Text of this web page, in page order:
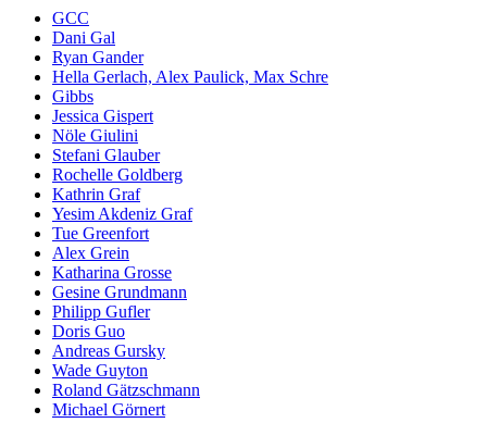
GCC
Dani Gal
Ryan Gander
Hella Gerlach, Alex Paulick, Max Schre
Gibbs
Jessica Gispert
Nöle Giulini
Stefani Glauber
Rochelle Goldberg
Kathrin Graf
Yesim Akdeniz Graf
Tue Greenfort
Alex Grein
Katharina Grosse
Gesine Grundmann
Philipp Gufler
Doris Guo
Andreas Gursky
Wade Guyton
Roland Gätzschmann
Michael Görnert